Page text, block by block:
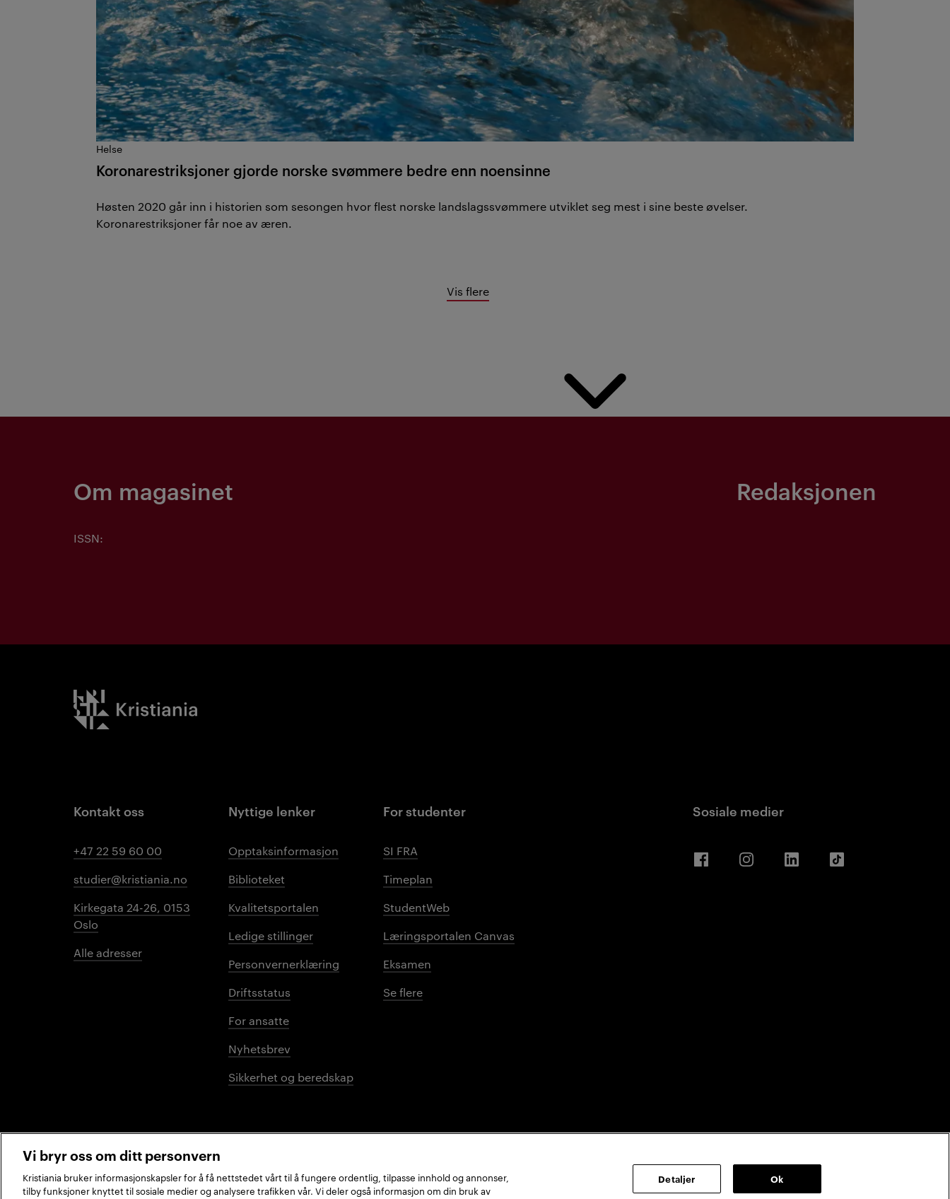
Helse
Koronarestriksjoner gjorde norske svømmere bedre enn noensinne
Høsten 2020 går inn i historien som sesongen hvor flest norske landslagssvømmere utviklet seg mest i sine beste øvelser.
Koronarestriksjoner får noe av æren.
Vis flere
Om magasinet
ISSN:
Redaksjonen
Kristiania logo
Kontakt oss
+47 22 59 60 00
studier@kristiania.no
Kirkegata 24-26, 0153
Oslo
Alle adresser
Nyttige lenker
Opptaksinformasjon
Biblioteket
Kvalitetsportalen
Ledige stillinger
Personvernerklæring
Driftsstatus
For ansatte
Nyhetsbrev
Sikkerhet og beredskap
For studenter
SI FRA
Timeplan
StudentWeb
Læringsportalen Canvas
Eksamen
Se flere
Sosiale medier
Vi bryr oss om ditt personvern
Kristiania bruker informasjonskapsler for å få nettstedet vårt til å fungere ordentlig, tilpasse innhold og annonser,
tilby funksjoner knyttet til sosiale medier og analysere trafikken vår. Vi deler også informasjon om din bruk av
Detaljer Ok